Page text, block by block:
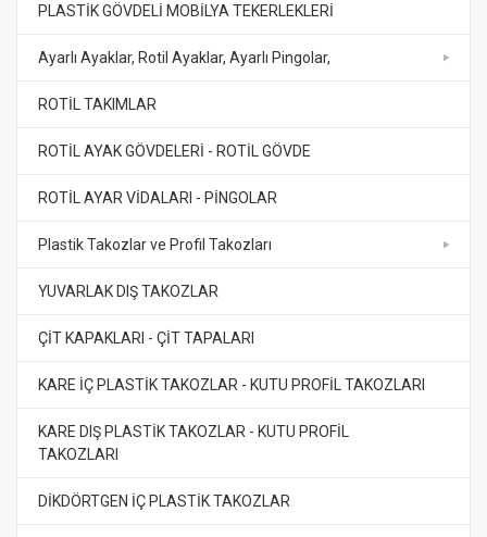
PLASTİK GÖVDELİ MOBİLYA TEKERLEKLERİ
Ayarlı Ayaklar, Rotil Ayaklar, Ayarlı Pingolar,
ROTİL TAKIMLAR
ROTİL AYAK GÖVDELERİ - ROTİL GÖVDE
ROTİL AYAR VİDALARI - PİNGOLAR
Plastik Takozlar ve Profil Takozları
YUVARLAK DIŞ TAKOZLAR
ÇİT KAPAKLARI - ÇİT TAPALARI
KARE İÇ PLASTİK TAKOZLAR - KUTU PROFİL TAKOZLARI
KARE DIŞ PLASTİK TAKOZLAR - KUTU PROFİL
TAKOZLARI
DİKDÖRTGEN İÇ PLASTİK TAKOZLAR